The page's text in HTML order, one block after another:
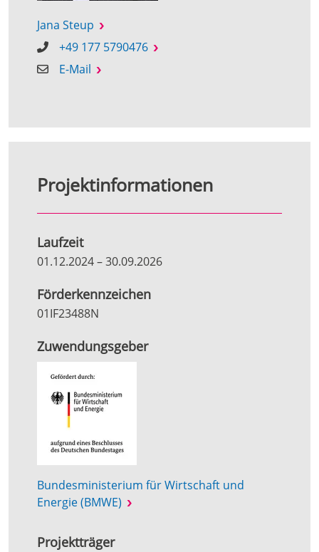
Jana Steup
+49 177 5790476
E-Mail
Projektinformationen
Laufzeit
01.12.2024–30.09.2026
Förderkennzeichen
01IF23488N
Zuwendungsgeber
Bundesministerium für Wirtschaft und
Energie (BMWE)
Projektträger